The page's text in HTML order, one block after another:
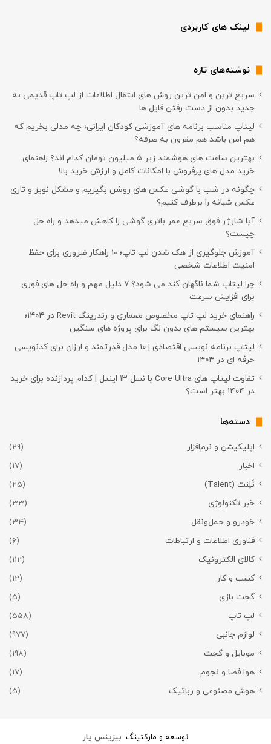
لینک های کاربردی
نوشته‌های تازه
سریع ترین و امن ترین روش های انتقال اطلاعات از لپ تاپ قدیمی به
جدید بدون از دست رفتن فایل ها
لپتاپ مناسب برنامه های آموزشی کودکان ایرانی؛ چه مدلی بخریم که
هم امن باشد هم مقرون به صرفه؟
بهترین ساعت های هوشمند زیر ۵ میلیون تومان کدام اند؟ راهنمای
خرید مدل های پرفروش با امکانات کامل و ارزش خرید بالا
چگونه در شب با گوشی عکس های روشن بگیریم و مشکل نویز و تاری
عکس شبانه را برطرف کنیم؟
آیا شارژر فوق سریع عمر باتری گوشی را کاهش میدهد و راه حل
چیست؟
آموزش جلوگیری از هک شدن لپ تاپ؛ 10 راهکار ضروری برای حفظ
امنیت اطلاعات شخصی
چرا لپتاپ شما ناگهان کند می شود؟ ۷ دلیل مهم و راه حل های فوری
برای افزایش سرعت
راهنمای خرید لپ تاپ مخصوص معماری و رندرینگ Revit در ۱۴۰۴؛
بهترین سیستم های بدون لگ برای پروژه های سنگین
لپتاپ برنامه نویسی اقتصادی | ۱۰ مدل قدرتمند و ارزان برای کدنویسی
حرفه ای در ۱۴۰۴
تفاوت لپتاپ های Core Ultra با نسل ۱۳ اینتل | کدام پردازنده برای خرید
در ۱۴۰۴ بهتر است؟
دسته‌ها
اپلیکیشن و نرم‌افزار
(29)
اخبار
(17)
تَلِنت (Talent)
(25)
خبر تکنولوژی
(33)
خودرو و حمل‌و‌نقل
(34)
فناوری اطلاعات و ارتباطات
(6)
کالای الکترونیک
(112)
کسب و کار
(12)
گجت بازی
(5)
لپ تاپ
(558)
لوازم جانبی
(977)
موبایل و گجت
(198)
هوا فضا و نجوم
(17)
هوش مصنوعی و رباتیک
(5)
توسعه و مارکتینگ: بیزینس یار